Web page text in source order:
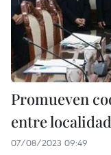
Promueven
entre
07/08/2023 09:49